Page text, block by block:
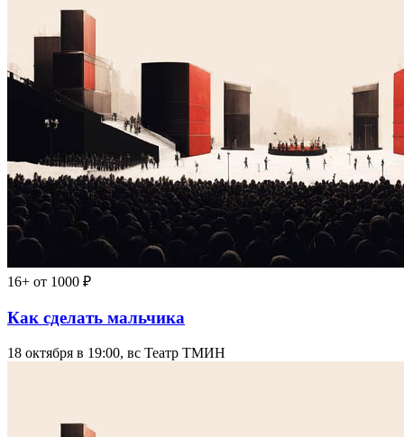
16+ от 1000 ₽
Как сделать мальчика
18 октября в 19:00, вс Театр ТМИН